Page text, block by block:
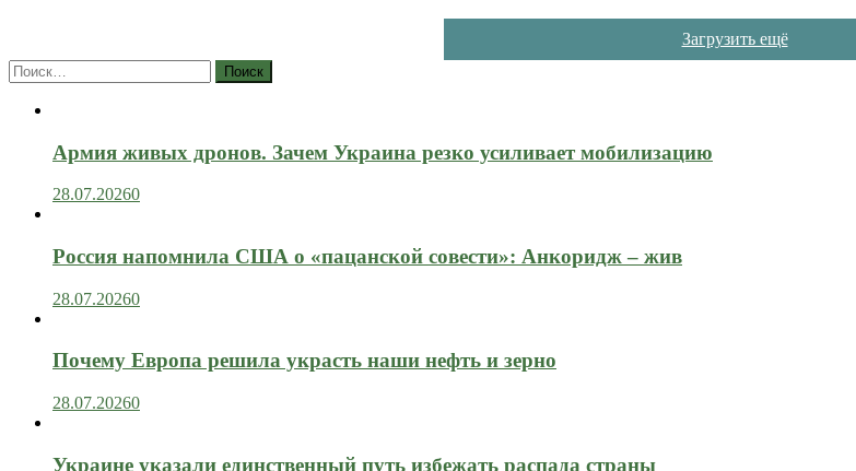
Загрузить ещё
Найти:
Армия живых дронов. Зачем Украина резко усиливает мобилизацию
28.07.20260
Россия напомнила США о «пацанской совести»: Анкоридж – жив
28.07.20260
Почему Европа решила украсть наши нефть и зерно
28.07.20260
Украине указали единственный путь избежать распада страны